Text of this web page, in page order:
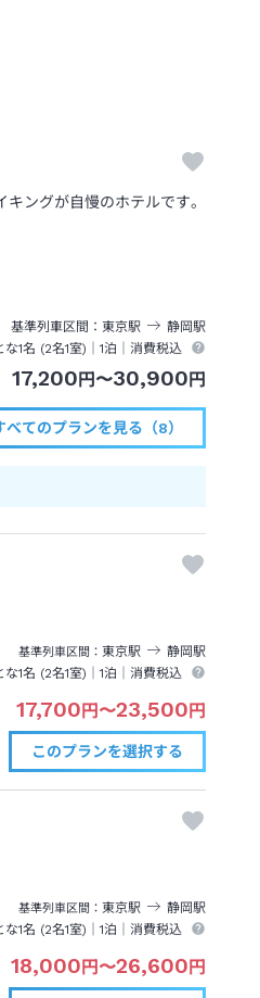
ングが自慢のホテルです。
基準列車区間 東京駅 静岡駅
な1名 (2名1室)｜1泊 ｜消費税込
17,200円〜30,900円
べてのプランを見る（8）
基準列車区間 東京駅 静岡駅
な1名 (2名1室)｜1泊 ｜消費税込
17,700円〜23,500円
このプランを選択する
基準列車区間 東京駅 静岡駅
な1名 (2名1室)｜1泊 ｜消費税込
18,000 円 〜26,600 円